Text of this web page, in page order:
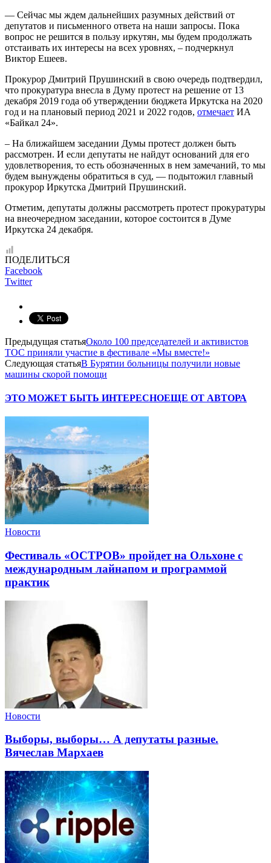
— Сейчас мы ждем дальнейших разумных действий от
депутатов и письменного ответа на наши запросы. Пока
вопрос не решится в пользу иркутян, мы будем продолжать
отстаивать их интересы на всех уровнях, – подчеркнул
Виктор Ешеев.
Прокурор Дмитрий Прушинский в свою очередь подтвердил,
что прокуратура внесла в Думу протест на решение от 13
декабря 2019 года об утверждении бюджета Иркутска на 2020
год и на плановый период 2021 и 2022 годов, отмечает ИА
«Байкал 24».
– На ближайшем заседании Думы протест должен быть
рассмотрен. И если депутаты не найдут оснований для его
удовлетворения, то есть обозначенных в нем замечаний, то мы
будем вынуждены обратиться в суд, — подытожил главный
прокурор Иркутска Дмитрий Прушинский.
Отметим, депутаты должны рассмотреть протест прокуратуры
на внеочередном заседании, которое состоится в Думе
Иркутска 24 декабря.
ПОДЕЛИТЬСЯ
Facebook
Twitter
Предыдущая статьяОколо 100 председателей и активистов
ТОС приняли участие в фестивале «Мы вместе!»
Следующая статьяВ Бурятии больницы получили новые
машины скорой помощи
ЭТО МОЖЕТ БЫТЬ ИНТЕРЕСНОЕЩЕ ОТ АВТОРА
Новости
Фестиваль «ОСТРОВ» пройдет на Ольхоне с
международным лайнапом и программой
практик
Новости
Выборы, выборы… А депутаты разные.
Вячеслав Мархаев